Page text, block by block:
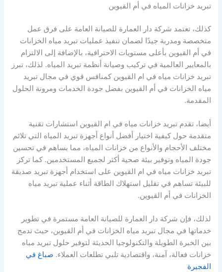
تبريد خزانات المياه في أم القيوين
كذلك، تعتمد شركة دار العمارة للصيانة العامة على فرق عمل
متخصصة ومدربة جيدًا لضمان تنفيذ عمليات تبريد مياه الخزانات
في أم القيوين بأعلى مستويات الاحترافية، بالإضافة إلى الالتزام
بالمعايير العالمية في تركيب وصيانة أنظمة تبريد المياه. لذلك، تبرز
تبريد خزانات مياه في ام القيوين كمنافس قوي في مجال تبريد
مياه الخزانات في أم القيوين بفضل جودة الخدمات ومرونة الحلول
المقدمة.
أيضا، تقدم تبريد خزانات مياه في ام القيوين استشارات تقنية
متقدمة حول كيفية اختيار أفضل أنواع أجهزة تبريد المياه التي تلائم
مختلف الأحجام والأنواع من خزانات المياه، مما يساهم في تحسين
جودة المياه وتوفير بيئة صحية أكثر لجميع المستخدمين. كما تركز
تبريد خزانات مياه في ام القيوين على استخدام أجهزة تبريد صديقة
للبيئة تساهم في تقليل استهلاك الطاقة أثناء عملية تبريد مياه
الخزانات في أم القيوين.
لذلك، فإن شركة دار العمارة للصيانة العامة مستمرة في تطوير
خدماتها في مجال تبريد مياه الخزانات في أم القيوين، حيث تدمج
بين الخبرة الطويلة والتكنولوجيا الحديثة لتوفير حلول تبريد مياه
خزانات فعالة، آمنة، واقتصادية تلبي تطلعات العملاء. صباغ في
الفجيرة